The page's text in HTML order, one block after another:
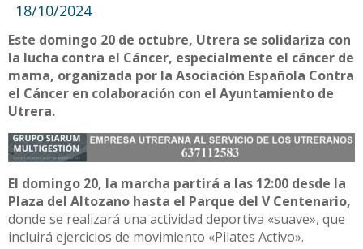
18/10/2024
Este domingo 20 de octubre, Utrera se solidariza con
la lucha contra el Cáncer, especialmente el cáncer de
mama, organizada por la Asociación Española Contra
el Cáncer en colaboración con el Ayuntamiento de
Utrera.
El domingo 20, la marcha partirá a las 12:00 desde la
Plaza del Altozano hasta el Parque del V Centenario,
donde se realizará una actividad deportiva «suave», que
incluirá ejercicios de movimiento «Pilates Activo».